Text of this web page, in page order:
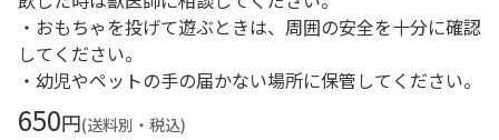
・おもちゃを投げて遊ぶときは、周囲の安全を十分に確認
してください。
・幼児やペットの手の届かない場所に保管してください。
650円(送料別・税込)